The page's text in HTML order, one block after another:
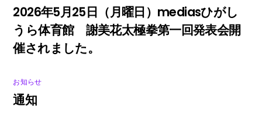
2026年5月25日（月曜日）mediasひがし
うら体育館 謝美花太極拳第一回発表会開
催されました。
お知らせ
通知